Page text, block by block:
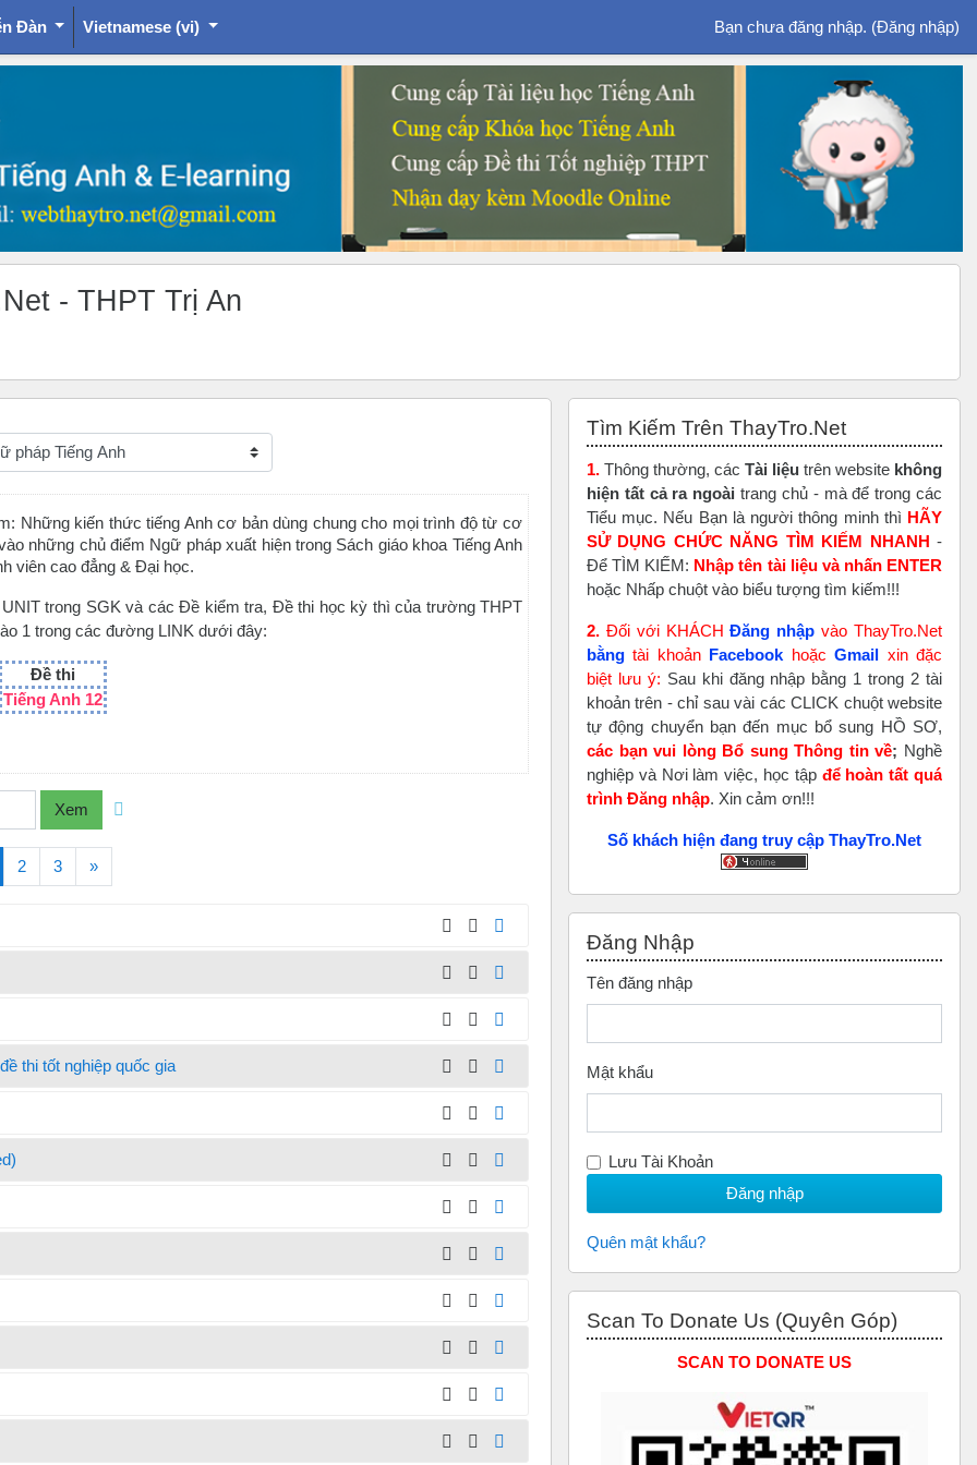
Đàn Vietnamese ‎(vi)‎ Bạn chưa đăng nhập. (Đăng nhập)
- THPT Trị An
Những kiến thức tiếng Anh cơ bản dùng chung cho mọi trình độ từ cơ
những chủ điểm Ngữ pháp xuất hiện trong Sách giáo khoa Tiếng Anh
viên cao đẳng & Đại học.
trong SGK và các Đề kiểm tra, Đề thi học kỳ thì của trường THPT
1 trong các đường LINK dưới đây:
Đề thi
Tiếng Anh 12
Xem
2 3 »Tiếp theo
thi tốt nghiệp quốc gia
Tìm Kiếm Trên ThayTro.Net
1. Thông thường, các Tài liệu trên website không
hiện tất cả ra ngoài trang chủ - mà để trong các
Tiểu mục. Nếu Bạn là người thông minh thì HÃY
SỬ DỤNG CHỨC NĂNG TÌM KIẾM NHANH -
Để TÌM KIẾM: Nhập tên tài liệu và nhấn ENTER
hoặc Nhấp chuột vào biểu tượng tìm kiếm!!!
2. Đối với KHÁCHĐăng nhập vào ThayTro.Net
bằng tài khoản Facebook hoặcGmail xin đặc
biệt lưu ý: Sau khi đăng nhập bằng 1 trong 2 tài
khoản trên - chỉ sau vài các CLICK chuột website
tự động chuyển bạn đến mục bổ sung HỒ SƠ,
các bạn vui lòng Bổ sung Thông tin về; Nghề
nghiệp và Nơi làm việc, học tập để hoàn tấtquá
trình Đăng nhập. Xin cảm ơn!!!
Số khách hiện đang truy cập ThayTro.Net
Đăng Nhập
Tên đăng nhập
Mật khẩu
Lưu Tài Khoản
Quên mật khẩu?
Scan To Donate Us (Quyên Góp)
SCAN TO DONATE US